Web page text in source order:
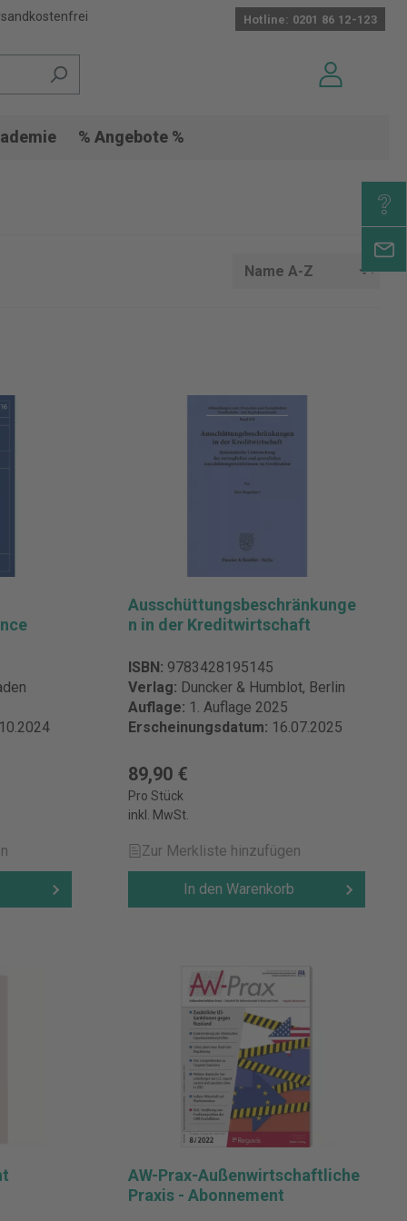
Hotline: 0201 86 12-123
% Angebote %
Ausschüttungsbeschränkunge
n in der Kreditwirtschaft
ISBN: 9783428195145
Verlag: Duncker & Humblot, Berlin
Auflage: 1. Auflage 2025
Erscheinungsdatum: 16.07.2025
89,90 €
Pro Stück
inkl. MwSt.
Zur Merkliste hinzufügen
In den Warenkorb
AW-Prax-Außenwirtschaftliche
Praxis - Abonnement